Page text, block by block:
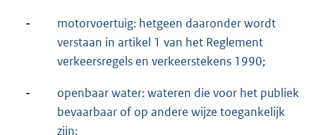
-
motorvoertuig: hetgeen daaronder wordt
verstaan in artikel 1 van het Reglement
verkeersregels en verkeerstekens 1990;
-
openbaar water: wateren die voor het publiek
bevaarbaar of op andere wijze toegankelijk
zijn;